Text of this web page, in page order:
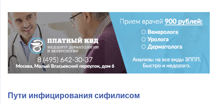
Пути инфицирования сифилисом